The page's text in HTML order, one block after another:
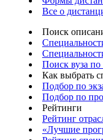
Все о
Поиск
Поиск вуза по
Как выбрать
Подбор по
Подбор по
Рейтинги
Рейтинг
«Лучшие